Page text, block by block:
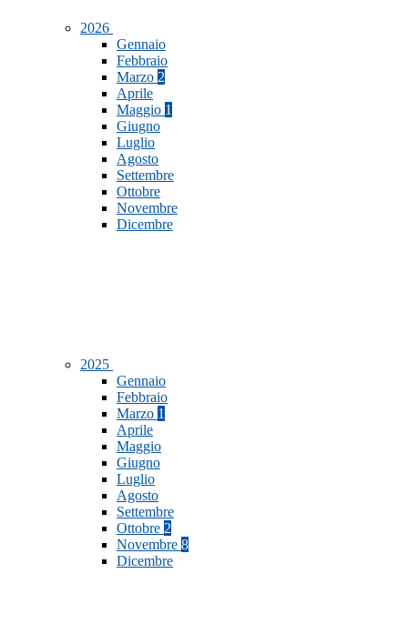
2026
Gennaio
Febbraio
Marzo 2
Aprile
Maggio 1
Giugno
Luglio
Agosto
Settembre
Ottobre
Novembre
Dicembre
2025
Gennaio
Febbraio
Marzo 1
Aprile
Maggio
Giugno
Luglio
Agosto
Settembre
Ottobre 2
Novembre 8
Dicembre